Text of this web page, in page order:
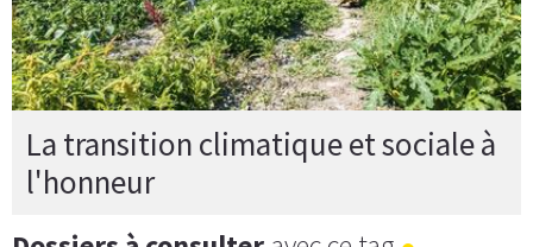
La transition climatique et sociale à
l'honneur